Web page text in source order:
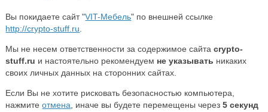
Вы покидаете сайт "VIT-Мебель" по внешней ссылке
http://crypto-stuff.ru
Мы не несем ответственности за содержимое сайтаcrypto-
stuff.ru и настоятельно рекомендуем не указывать никаких
своих личных данных на сторонних сайтах.
Если Вы не хотите рисковать безопасностью компьютера,
нажмитеотмена , иначе вы будете перемещены через5 секунд